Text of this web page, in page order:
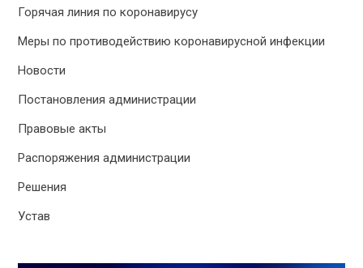
Горячая линия по коронавирусу
Меры по противодействию коронавирусной инфекции
Новости
Постановления администрации
Правовые акты
Распоряжения администрации
Решения
Устав